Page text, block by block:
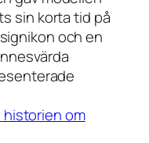
sin korta tid på
och en
historien om